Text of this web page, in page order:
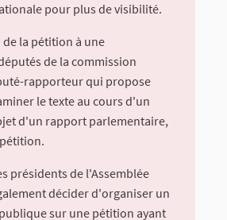
pour plus de visibilité.
la pétition à une
de la commission
rapporteur qui propose
le texte au cours d'un
d'un rapport parlementaire,
présidents de l'Assemblée
décider d'organiser un
sur une pétition ayant